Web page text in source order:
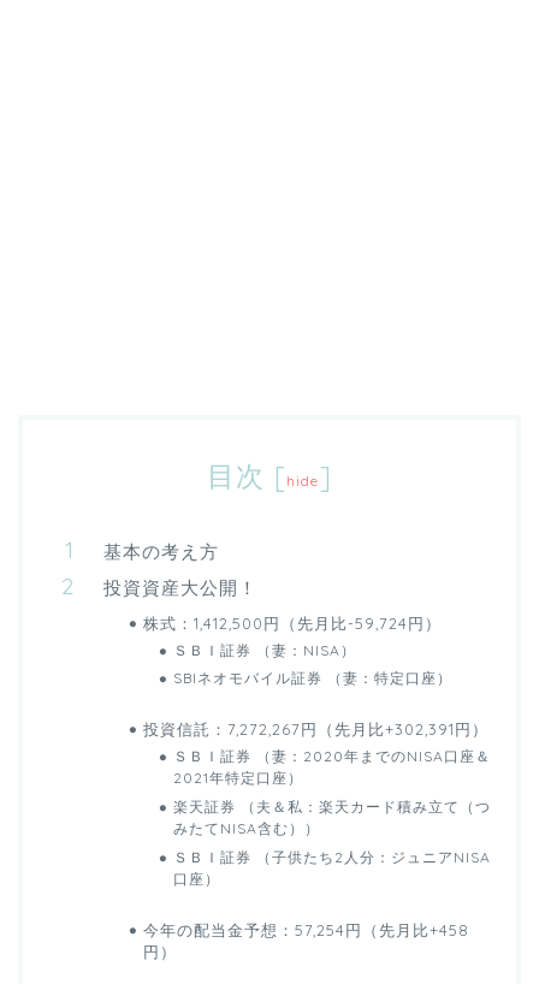
目次 [ hide]
基本の考え方
投資資産大公開！
株式：1,412,500円（先月比-59,724円）
ＳＢＩ証券 （妻：NISA）
SBIネオモバイル証券 （妻：特定口座）
投資信託：7,272,267円（先月比+302,391円）
ＳＢＩ証券 （妻：2020年までのNISA口座＆
2021年特定口座）
楽天証券 （夫＆私：楽天カード積み立て（つ
みたてNISA含む））
ＳＢＩ証券 （子供たち2人分：ジュニアNISA
口座）
今年の配当金予想：57,254円（先月比+458
円）